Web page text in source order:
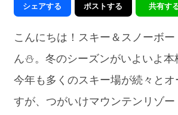
シェアする ポストする 共有す
こんにちは！スキー＆スノーボー
ん⛄️。冬のシーズンがいよいよ本
今年も多くのスキー場が続々とオ
すが、つがいけマウンテンリゾー